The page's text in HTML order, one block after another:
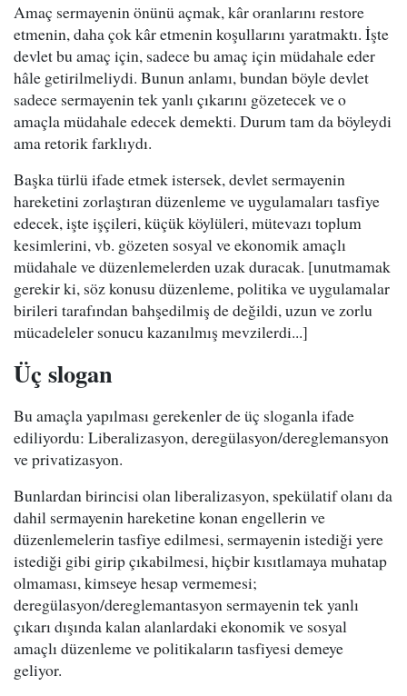
Amaç sermayenin önünü açmak, kâr oranlarını restore
etmenin, daha çok kâr etmenin koşullarını yaratmaktı. İşte
devlet bu amaç için, sadece bu amaç için müdahale eder
hâle getirilmeliydi. Bunun anlamı, bundan böyle devlet
sadece sermayenin tek yanlı çıkarını gözetecek ve o
amaçla müdahale edecek demekti. Durum tam da böyleydi
ama retorik farklıydı.
Başka türlü ifade etmek istersek, devlet sermayenin
hareketini zorlaştıran düzenleme ve uygulamaları tasfiye
edecek, işte işçileri, küçük köylüleri, mütevazı toplum
kesimlerini, vb. gözeten sosyal ve ekonomik amaçlı
müdahale ve düzenlemelerden uzak duracak. [unutmamak
gerekir ki, söz konusu düzenleme, politika ve uygulamalar
birileri tarafından bahşedilmiş de değildi, uzun ve zorlu
mücadeleler sonucu kazanılmış mevzilerdi...]
Üç slogan
Bu amaçla yapılması gerekenler de üç sloganla ifade
ediliyordu: Liberalizasyon, deregülasyon/dereglemansyon
ve privatizasyon.
Bunlardan birincisi olan liberalizasyon, spekülatif olanı da
dahil sermayenin hareketine konan engellerin ve
düzenlemelerin tasfiye edilmesi, sermayenin istediği yere
istediği gibi girip çıkabilmesi, hiçbir kısıtlamaya muhatap
olmaması, kimseye hesap vermemesi;
deregülasyon/dereglemantasyon sermayenin tek yanlı
çıkarı dışında kalan alanlardaki ekonomik ve sosyal
amaçlı düzenleme ve politikaların tasfiyesi demeye
geliyor.